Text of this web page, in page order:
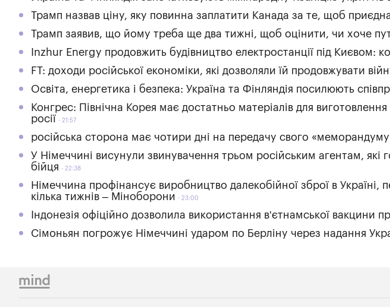
Трамп назвав ціну, яку повинна заплатити Канада за те, щоб
Трамп заявив, що йому треба ще два тижні, щоб оцінити, чи хоче
Inzhur Energy продовжить будівництво електростанції під Києвом:
FT: доходи російської економіки, які дозволяли їй продовжувати
Освіта, енергетика і безпека: Україна та Фінляндія посилюють
Конгрес: Північна Корея має достатньо матеріалів для
росії
21:57
російська сторона має чотири дні на передачу свого
У Німеччині висунули звинувачення трьом російським агентам, які
бійця
22:38
Німеччина профінансує виробництво далекобійної зброї в Україні,
кілька тижнів – Міноборони
23:00
Індонезія офіційно дозволила використання в’єтнамської вакцини
Сімоньян погрожує Німеччині ударом по Берліну через надання